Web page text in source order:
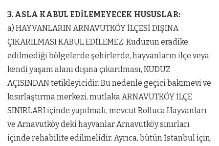
3. ASLA KABUL EDİLEMEYECEK HUSUSLAR:
a) HAYVANLARIN ARNAVUTKÖY İLÇESİ DIŞINA
ÇIKARILMASI KABUL EDİLEMEZ: Kuduzun eradike
edilmediği bölgelerde şehirlerde, hayvanların ilçe veya
kendi yaşam alanı dışına çıkarılması, KUDUZ
AÇISINDAN tetikleyicidir. Bu nedenle geçici bakımevi ve
kısırlaştırma merkezi, mutlaka ARNAVUTKÖY İLÇE
SINIRLARI içinde yapılmalı, mevcut Bolluca Hayvanları
ve Arnavutköy deki hayvanlar Arnavutköy sınırları
içinde rehabilite edilmelidir. Ayrıca, bütün İstanbul için,